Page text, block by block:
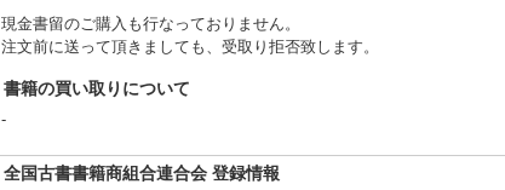
現金書留のご購入も行なっておりません。
注文前に送って頂きましても、受取り拒否致します。
書籍の買い取りについて
-
全国古書書籍商組合連合会 登録情報